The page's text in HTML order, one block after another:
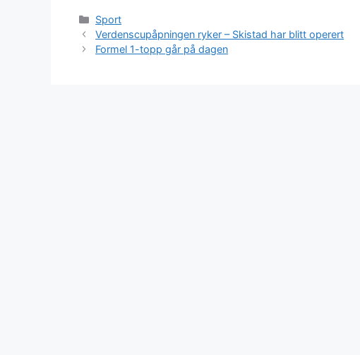
Kategorier
Sport
Verdenscupåpningen ryker – Skistad har blitt operert
Formel 1-topp går på dagen